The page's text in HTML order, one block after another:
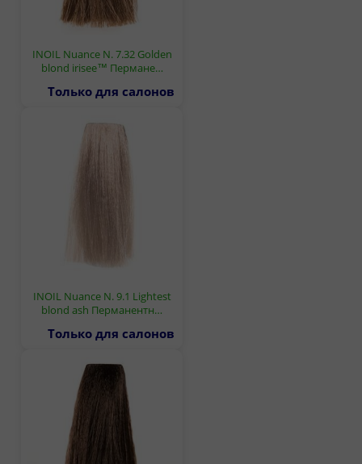
INOIL Nuance N. 7.32 Golden
blond irisee™ Пермане…
Только для салонов
INOIL Nuance N. 9.1 Lightest
blond ash Перманентн…
Только для салонов